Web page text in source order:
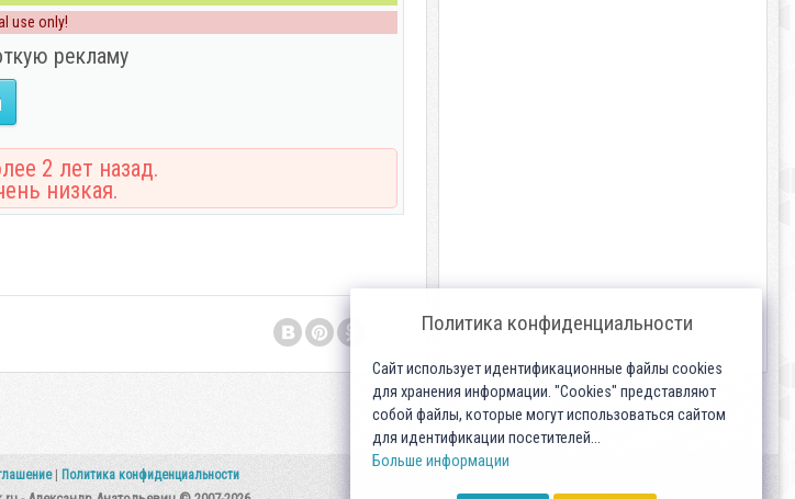
use only!
рекламу
2 лет назад.
низкая.
Политика конфиденциальности
Политика конфиденциальности
Сайт использует идентификационные файлы cookies
для хранения информации. "Cookies" представляют
собой файлы, которые могут использоваться сайтом
для идентификации посетителей...
Больше информации